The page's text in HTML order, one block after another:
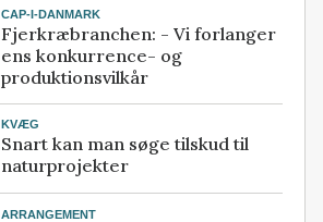
CAP-I-DANMARK
Fjerkræbranchen: - Vi forlanger
ens konkurrence- og
produktionsvilkår
KVÆG
Snart kan man søge tilskud til
naturprojekter
ARRANGEMENT